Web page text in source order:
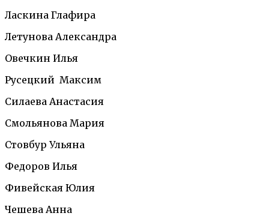
Ласкина Глафира
Летунова Александра
Овечкин Илья
Русецкий Максим
Силаева Анастасия
Смольянова Мария
Стовбур Ульяна
Федоров Илья
Фивейская Юлия
Чешева Анна